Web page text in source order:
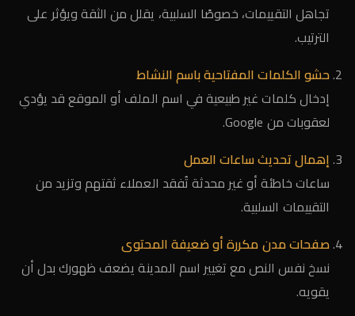
تجاهل التقييمات، خصوصًا السلبية، يقلل من الثقة ويؤثر على
الترتيب.
حشو الكلمات المفتاحية باسم النشاط
إدخال كلمات غير طبيعية في اسم الملف أو الموقع قد يؤدي
لعقوبات من Google.
إهمال تحديث ساعات العمل
ساعات خاطئة أو غير محدثة تُفقد العملاء ثقتهم وتزيد من
التقييمات السلبية.
صفحات مدن مكررة أو ضعيفة المحتوى
نسخ نفس النص مع تغيير اسم المدينة يضعف ظهورك بدل أن
يقويه.